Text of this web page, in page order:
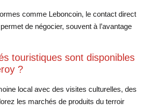
comme Leboncoin, le contact direct
de négocier, souvent à l’avantage
touristiques sont disponibles
?
local avec des visites culturelles, des
les marchés de produits du terroir